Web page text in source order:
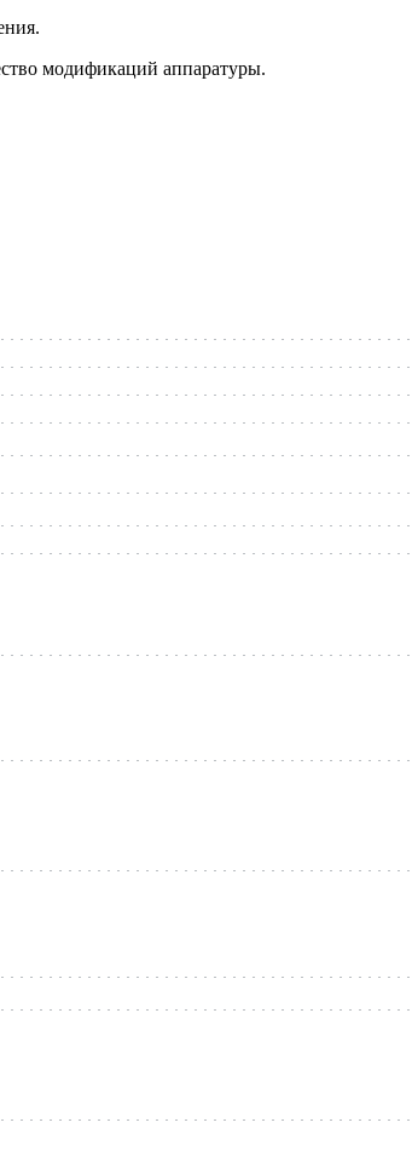
модификаций аппаратуры.